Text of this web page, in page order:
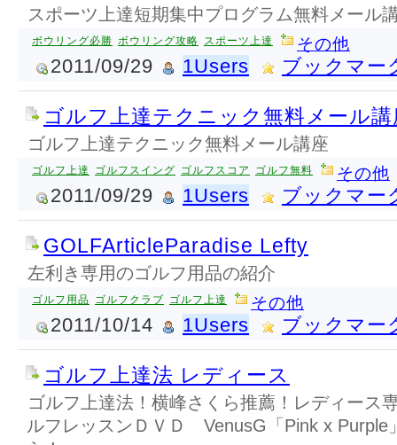
スポーツ上達短期集中プログラム無料メール
ボウリング必勝 ボウリング攻略 スポーツ上達 その他
2011/09/29 1Users ブックマー
ゴルフ上達テクニック無料メール講
ゴルフ上達テクニック無料メール講座
ゴルフ上達 ゴルフスイング ゴルフスコア ゴルフ無料 その他
2011/09/29 1Users ブックマー
GOLFArticleParadise Lefty
左利き専用のゴルフ用品の紹介
ゴルフ用品 ゴルフクラブ ゴルフ上達 その他
2011/10/14 1Users ブックマー
ゴルフ上達法 レディース
ゴルフ上達法！横峰さくら推薦！レディース
ルフレッスンＤＶＤ VenusG「Pink x Purple